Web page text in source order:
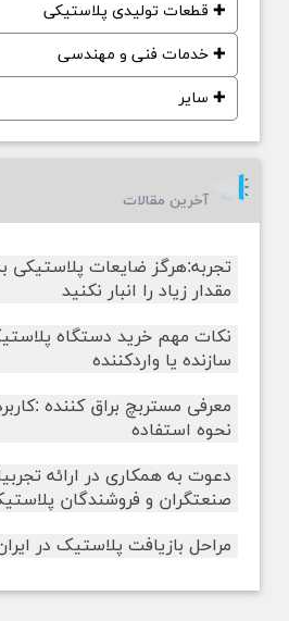
✚قطعات تولیدی پلاستیکی
✚خدمات فنی و مهندسی
✚سایر
آخرین مقالات
تجربه:هرگز ضایعات پلاستیکی
مقدار زیاد را انبار نکنید
نکات مهم خرید دستگاه
سازنده یا واردکننده
معرفی مستربچ براق کننده
نحوه استفاده
دعوت به همکاری در ارائه
صنعتگران و فروشندگان
مراحل بازیافت پلاستیک در